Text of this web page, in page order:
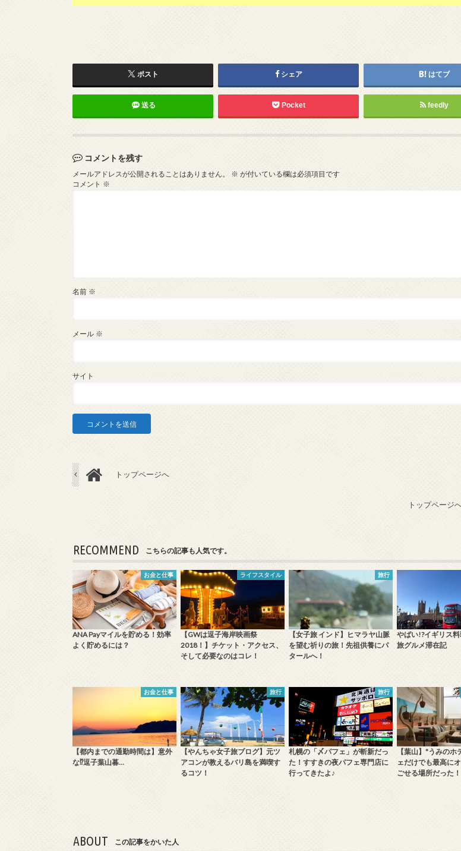
ポスト シェア はてブ
送る Pocket feedly
コメントを残す
メールアドレスが公開されることはありません。 ※ が付いている欄は必須項目です
コメント ※
名前 ※
メール ※
サイト
トップページへ
トップページ
RECOMMEND こちらの記事も人気です。
お金と仕事
ANA Payマイルを貯める！効率
よく貯めるには？
ライフスタイル
【GWは逗子海岸映画祭
2018！】チケット・アクセス、
そして必要なのはコレ！
旅行
【女子旅 インド】ヒマラヤ山脈
を望む祈りの旅！先祖供養にパ
タールへ！
やばい!?イギリス
旅グルメ滞在記
お金と仕事
【都内までの通勤時間は】意外
な⁉️逗子葉山暮…
旅行
【やんちゃ女子旅ブログ】元ツ
アコンが教えるバリ島を満喫す
るコツ！
旅行
札幌の「〆パフェ」が斬新だっ
た！すすきの夜パフェ専門店に
行ってきたよ♪
【葉山】"うみのホ
ェだけでも最高に
ごせる場所だった！
ABOUT この記事をかいた人